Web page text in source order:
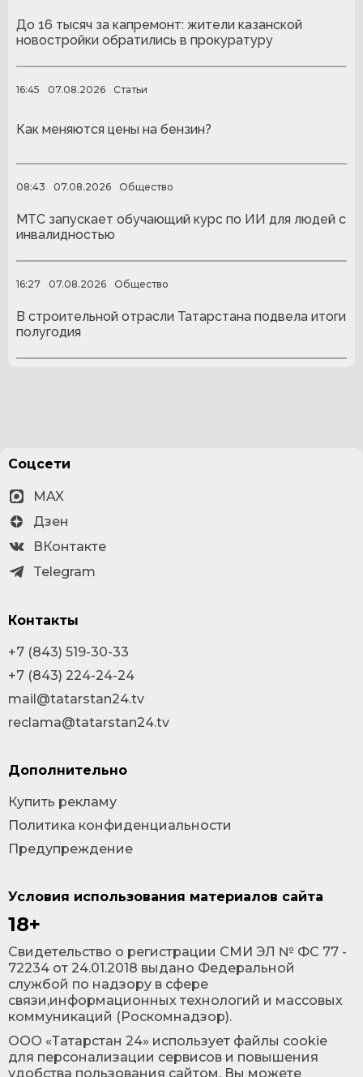
До 16 тысяч за капремонт: жители казанской
новостройки обратились в прокуратуру
16:45 07.08.2026 Статьи
Как меняются цены на бензин?
08:43 07.08.2026 Общество
МТС запускает обучающий курс по ИИ для людей с
инвалидностью
16:27 07.08.2026 Общество
В строительной отрасли Татарстана подвела итоги
полугодия
Условия использования материалов сайта
18+
Cвидетельство о регистрации СМИ ЭЛ № ФС 77 -
72234 от 24.01.2018 выдано Федеральной
службой по надзору в сфере
связи,информационных технологий и массовых
коммуникаций (Роскомнадзор).
ООО «Татарстан 24» использует файлы cookie
для персонализации сервисов и повышения
удобства пользования сайтом. Вы можете
Соцсети
MAX
Дзен
ВКонтакте
Telegram
Контакты
+7 (843) 519-30-33
+7 (843) 224-24-24
mail@tatarstan24.tv
reclama@tatarstan24.tv
Дополнительно
Купить рекламу
Политика конфиденциальности
Предупреждение